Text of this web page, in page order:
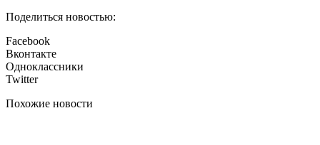
Поделиться новостью:
Facebook
Вконтакте
Одноклассники
Twitter
Похожие новости